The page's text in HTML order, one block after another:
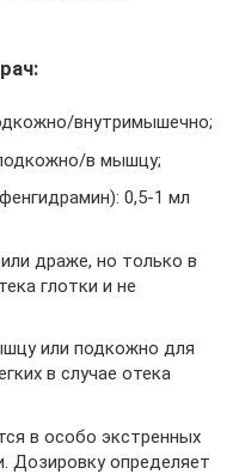
внутримышечно;
в мышцу;
0,5-1 мл
драже, но только в
глотки и не
или подкожно для
в случае отека
в особо экстренных
Дозировку определяет